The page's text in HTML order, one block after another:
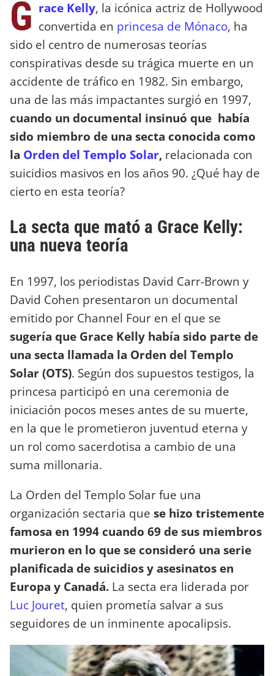
G race Kelly, la icónica actriz de Hollywood
convertida en princesa de Mónaco, ha
sido el centro de numerosas teorías
conspirativas desde su trágica muerte en un
accidente de tráfico en 1982. Sin embargo,
una de las más impactantes surgió en 1997,
cuando un documental insinuó que había
sido miembro de una secta conocida como
la Orden del Templo Solar, relacionada con
suicidios masivos en los años 90. ¿Qué hay de
cierto en esta teoría?
La secta que mató a Grace Kelly:
una nueva teoría
En 1997, los periodistas David Carr-Brown y
David Cohen presentaron un documental
emitido por Channel Four en el que se
sugería que Grace Kelly había sido parte de
una secta llamada la Orden del Templo
Solar (OTS). Según dos supuestos testigos, la
princesa participó en una ceremonia de
iniciación pocos meses antes de su muerte,
en la que le prometieron juventud eterna y
un rol como sacerdotisa a cambio de una
suma millonaria.
La Orden del Templo Solar fue una
organización sectaria que se hizo tristemente
famosa en 1994 cuando 69 de sus miembros
murieron en lo que se consideró una serie
planificada de suicidios y asesinatos en
Europa y Canadá. La secta era liderada por
Luc Jouret, quien prometía salvar a sus
seguidores de un inminente apocalipsis.